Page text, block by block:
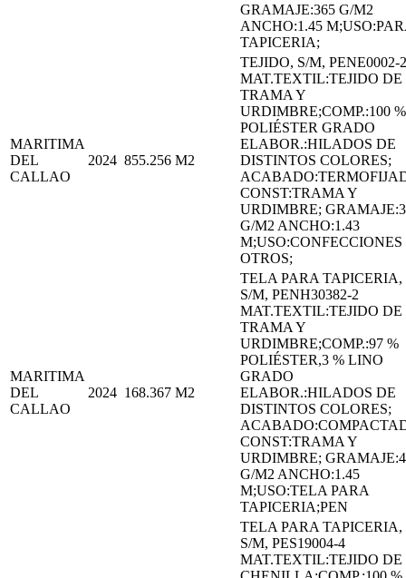
GRAMAJE:365 G/M2
ANCHO:1.45
TAPICERIA;
MARITIMA
DEL
CALLAO
2024 855.256 M2
TEJIDO, S/M, PENE0002-
MAT.TEXTIL:TEJIDO DE
TRAMA Y
URDIMBRE;COMP.:100 %
POLIÉSTER GRADO
ELABOR.:HILADOS DE
DISTINTOS COLORES;
CONST:TRAMA Y
URDIMBRE;
G/M2 ANCHO:1.43
M;USO:CONFECCIONES
OTROS;
MARITIMA
DEL
CALLAO
2024 168.367 M2
TELA PARA TAPICERIA,
S/M, PENH30382-2
MAT.TEXTIL:TEJIDO DE
TRAMA Y
URDIMBRE;COMP.:97 %
POLIÉSTER,3 % LINO
GRADO
ELABOR.:HILADOS DE
DISTINTOS COLORES;
CONST:TRAMA Y
URDIMBRE;
G/M2 ANCHO:1.45
M;USO:TELA PARA
TAPICERIA;PEN
TELA PARA TAPICERIA,
S/M, PES19004-4
MAT.TEXTIL:TEJIDO DE